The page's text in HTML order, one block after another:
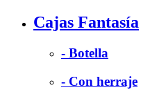
Cajas Fantasía
- Botella
- Con herraje